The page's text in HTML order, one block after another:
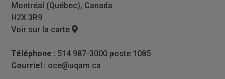
Montréal (Québec), Canada
H2X 3R9
Voir sur la carte
Téléphone : 514 987-3000 poste 1085
Courriel : oce@uqam.ca